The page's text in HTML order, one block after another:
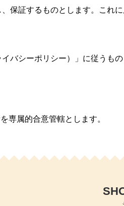
保証するものとします。これに
バシーポリシー）」に従うもの
専属的合意管轄とします。